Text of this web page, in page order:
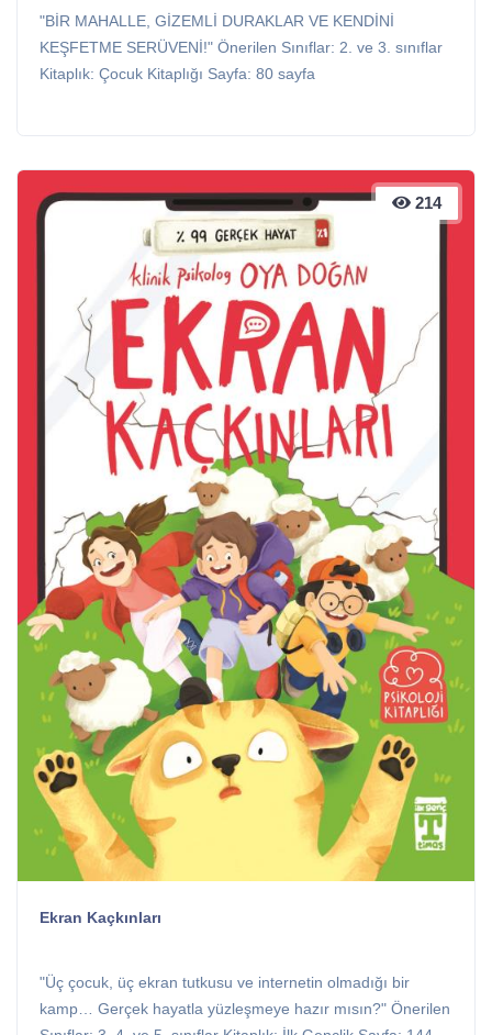
"BİR MAHALLE, GİZEMLİ DURAKLAR VE KENDİNİ
KEŞFETME SERÜVENİ!" Önerilen Sınıflar: 2. ve 3. sınıflar
Kitaplık: Çocuk Kitaplığı Sayfa: 80 sayfa
214
214
Ekran Kaçkınları
"Üç çocuk, üç ekran tutkusu ve internetin olmadığı bir
kamp… Gerçek hayatla yüzleşmeye hazır mısın?" Önerilen